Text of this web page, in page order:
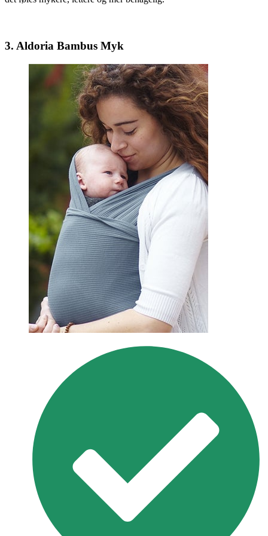
3. Aldoria Bambus Myk